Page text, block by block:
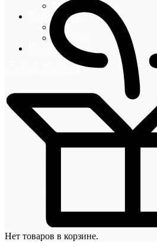
Акции и скидки
Информация
Блог
Новости
Контакты
Нет товаров в корзине.